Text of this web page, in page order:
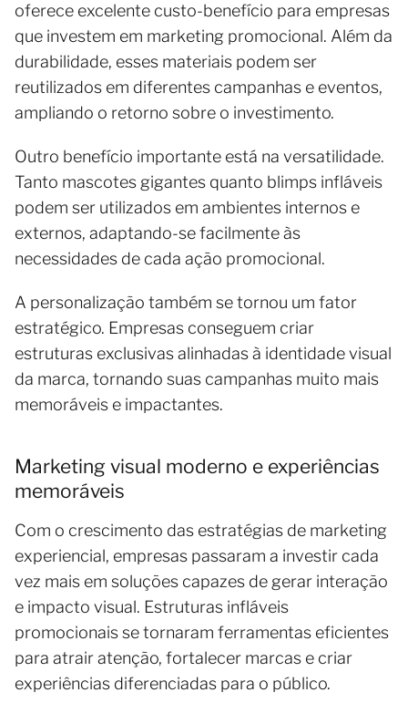
oferece excelente custo-benefício para empresas
que investem em marketing promocional. Além da
durabilidade, esses materiais podem ser
reutilizados em diferentes campanhas e eventos,
ampliando o retorno sobre o investimento.
Outro benefício importante está na versatilidade.
Tanto mascotes gigantes quanto blimps infláveis
podem ser utilizados em ambientes internos e
externos, adaptando-se facilmente às
necessidades de cada ação promocional.
A personalização também se tornou um fator
estratégico. Empresas conseguem criar
estruturas exclusivas alinhadas à identidade visual
da marca, tornando suas campanhas muito mais
memoráveis e impactantes.
Marketing visual moderno e experiências
memoráveis
Com o crescimento das estratégias de marketing
experiencial, empresas passaram a investir cada
vez mais em soluções capazes de gerar interação
e impacto visual. Estruturas infláveis
promocionais se tornaram ferramentas eficientes
para atrair atenção, fortalecer marcas e criar
experiências diferenciadas para o público.